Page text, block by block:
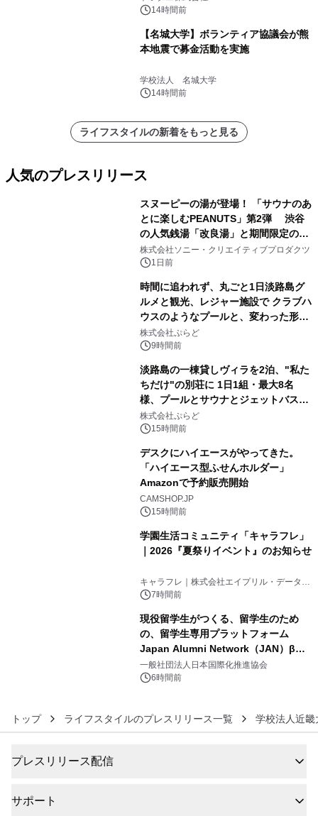
14時間前
【名城大学】ボランティア協議会が熊
本地震で募金活動を実施
学校法人 名城大学
14時間前
ライフスタイルの新着をもっと見る
人気のプレスリリース
スヌーピーの湯が登場！ 「サウナのあ
とに楽しむPEANUTS」第2弾 渋谷
の人気銭湯「改良湯」と期間限定のコ
ラボレーション サウナイキタイコラ
ボグッズも発売決定！
株式会社ソニー・クリエイティブプロダクツ
1日前
時間に追われず、丸ごと1日淡路島グ
ルメと観光、レジャー施設で クラブハ
ウスのようなプールと、変わった形の
サウナも 「THE BOXY AWAJI」のお
得な素泊まり連泊プランで
株式会社ぷらど
9時間前
淡路島の一棟貸しヴィラを2泊、"私た
ちだけ"の別荘に 1日1組・最大8名
様、プールとサウナとジェットバス付
きで Villa Mon Temps AWAJIの連泊
素泊りプラン
株式会社ぷらど
15時間前
デスクにハイエースがやってきた。
「ハイエース型ふせんホルダー」
Amazonで予約販売開始
CAMSHOP.JP
15時間前
学園生活コミュニティ「キャラフレ」
｜2026『夏祭りイベント』のお知らせ
キャラフレ｜株式会社エイプリル・データ・
デザインズ
7時間前
現役留学生がつくる、留学生のため
の、留学生専用プラットフォーム
Japan Alumni Network（JAN）β版
をリリース
一般社団法人日本国際化推進協会
6時間前
トップ ライフスタイルのプレスリリース一覧 学校法人近畿
プレスリリース配信
サポート